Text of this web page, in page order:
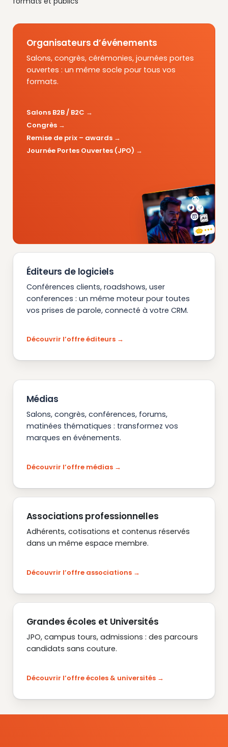
Organisateurs d’événements
Salons, congrès, cérémonies, journées portes
ouvertes : un même socle pour tous vos
formats.
Salons B2B / B2C
Congrès
Remise de prix – awards
Journée Portes Ouvertes (JPO)
Éditeurs de logiciels
Conférences clients, roadshows, user
conferences : un même moteur pour toutes
vos prises de parole, connecté à votre CRM.
Découvrir l’offre éditeurs
Médias
Salons, congrès, conférences, forums,
matinées thématiques : transformez vos
marques en événements.
Découvrir l’offre médias
Associations professionnelles
Adhérents, cotisations et contenus réservés
dans un même espace membre.
Découvrir l’offre associations
Grandes écoles et Universités
JPO, campus tours, admissions : des parcours
candidats sans couture.
Découvrir l’offre écoles & universités